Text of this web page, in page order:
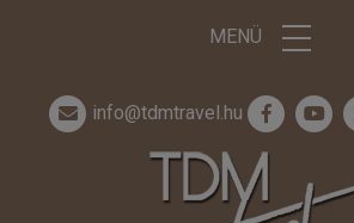
MENÜ
info@tdmtravel.hu